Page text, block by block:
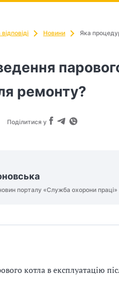
Новини
Яка
ремонту?
Поділитися у
порталу «Служба охорони праці»
котла в експлуатацію